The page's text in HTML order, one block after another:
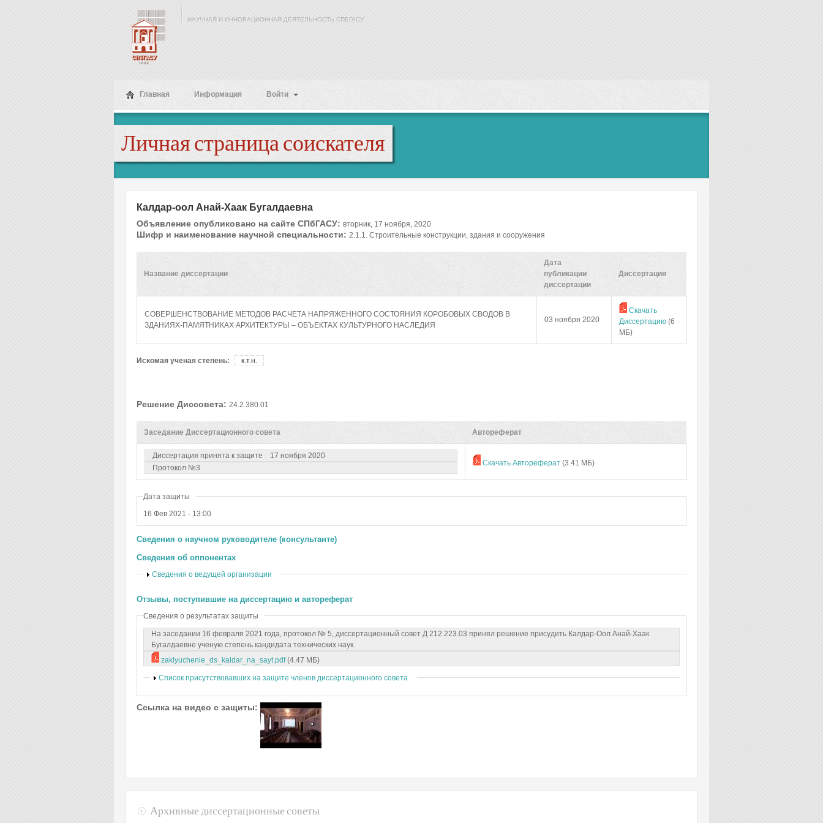
НАУЧНАЯ И ИННОВАЦИОННАЯ ДЕЯТЕЛЬНОСТЬ СПБГАСУ
Главная Информация Войти
Личная страница соискателя
Калдар-оол Анай-Хаак Бугалдаевна
Объявление опубликовано на сайте СПбГАСУ: вторник, 17 ноября, 2020
Шифр и наименование научной специальности: 2.1.1. Строительные конструкции, здания и сооружения
Название диссертации
Дата
публикации
диссертации
Диссертация
СОВЕРШЕНСТВОВАНИЕ МЕТОДОВ РАСЧЕТА НАПРЯЖЕННОГО СОСТОЯНИЯ КОРОБОВЫХ СВОДОВ В
ЗДАНИЯХ-ПАМЯТНИКАХ АРХИТЕКТУРЫ – ОБЪЕКТАХ КУЛЬТУРНОГО НАСЛЕДИЯ
03 ноября 2020
Скачать
Диссертацию (6
МБ)
Искомая ученая степень: к.т.н.
Решение Диссовета: 24.2.380.01
Заседание Диссертационного совета Автореферат
Диссертация принята к защите
17 ноября 2020
Протокол №3
Скачать Автореферат (3.41 МБ)
Дата защиты
16 Фев 2021 - 13:00
Сведения о научном руководителе (консультанте)
Сведения об оппонентах
Показать
Сведения о ведущей организации
Отзывы, поступившие на диссертацию и автореферат
Сведения о результатах защиты
На заседании 16 февраля 2021 года, протокол № 5, диссертационный совет Д 212.223.03 принял решение присудить Калдар-Оол Анай-Хаак
Бугалдаевне ученую степень кандидата технических наук.
zaklyuchenie_ds_kaldar_na_sayt.pdf (4.47 МБ)
Показать
Список присутствовавших на защите членов диссертационного совета
Ссылка на видео с защиты:
Архивные диссертационные советы